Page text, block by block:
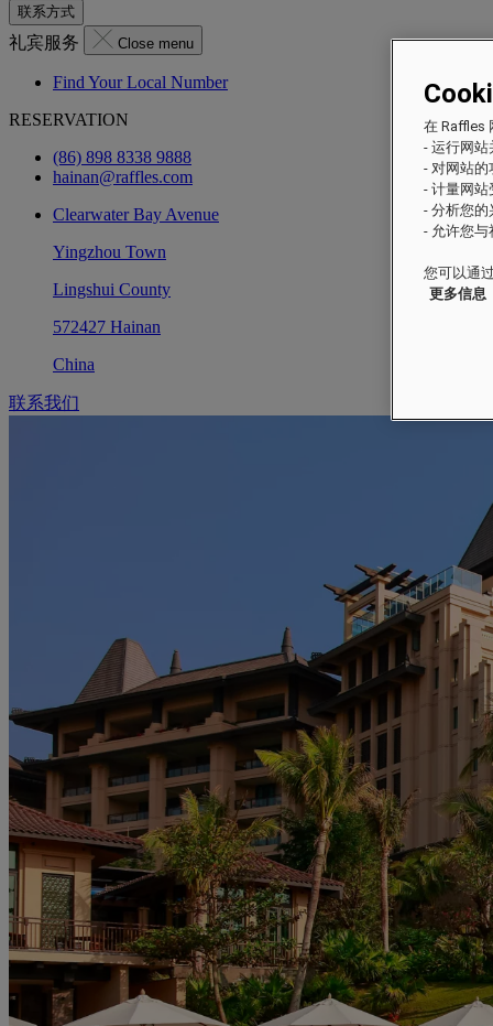
联系方式
礼宾服务 Close menu
Find Your Local Number
RESERVATION
(86) 898 8338 9888
hainan@raffles.com
Clearwater Bay Avenue
Yingzhou Town
Lingshui County
572427 Hainan
China
联系我们
在 Raffles
- 运行网
- 对网站
- 计量网
- 分析您
- 允许您
您可以通
更多信息